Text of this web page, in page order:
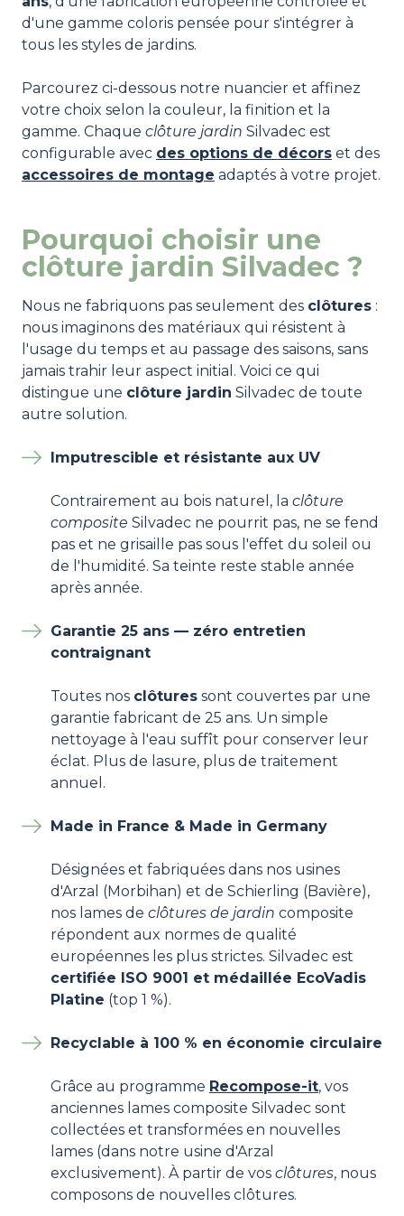
d'une gamme coloris pensée pour s'intégrer à
tous les styles de jardins.
Parcourez ci-dessous notre nuancier et affinez
votre choix selon la couleur, la finition et la
gamme. Chaque clôture jardin Silvadec est
configurable avec des options de décors et des
accessoires de montage adaptés à votre projet.
Pourquoi choisir une
clôture jardin Silvadec ?
Nous ne fabriquons pas seulement des clôtures :
nous imaginons des matériaux qui résistent à
l'usage du temps et au passage des saisons, sans
jamais trahir leur aspect initial. Voici ce qui
distingue une clôture jardin Silvadec de toute
autre solution.
Imputrescible et résistante aux UV
Contrairement au bois naturel, la clôture
composite Silvadec ne pourrit pas, ne se fend
pas et ne grisaille pas sous l'effet du soleil ou
de l'humidité. Sa teinte reste stable année
après année.
Garantie 25 ans — zéro entretien
contraignant
Toutes nos clôtures sont couvertes par une
garantie fabricant de 25 ans. Un simple
nettoyage à l'eau suffît pour conserver leur
éclat. Plus de lasure, plus de traitement
annuel.
Made in France & Made in Germany
Désignées et fabriquées dans nos usines
d'Arzal (Morbihan) et de Schierling (Bavière),
nos lames de clôtures de jardin composite
répondent aux normes de qualité
européennes les plus strictes. Silvadec est
certifiée ISO 9001 et médaillée EcoVadis
Platine (top 1 %).
Recyclable à 100 % en économie circulaire
Grâce au programme Recompose-it, vos
anciennes lames composite Silvadec sont
collectées et transformées en nouvelles
lames (dans notre usine d'Arzal
exclusivement). À partir de vos clôtures, nous
composons de nouvelles clôtures.